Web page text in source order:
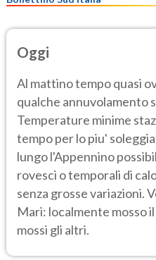
Oggi
Al mattino tempo quasi
qualche annuvolamento
Temperature minime
tempo per lo piu'
lungo l'Appennino
rovesci o temporali di
senza grosse variazioni.
Mari: localmente mosso
mossi gli altri.